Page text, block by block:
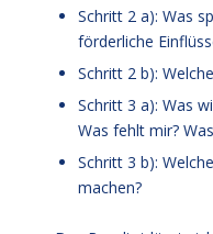
Schritt 2 a): Was
förderliche
Schritt 2 b):
Schritt 3 a): Was
Was fehlt mir?
Schritt 3 b):
machen?